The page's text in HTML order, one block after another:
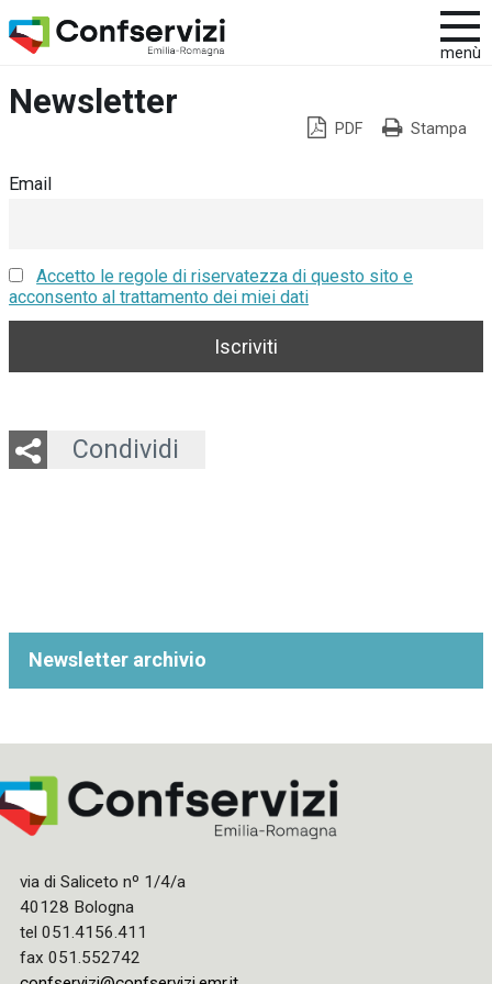
menù
Newsletter
PDF Stampa
Email
Accetto le regole di riservatezza di questo sito e
acconsento al trattamento dei miei dati
Condividi
Twitter
LinkedIn
Email
Whatsapp
Newsletter archivio
via di Saliceto nº 1/4/a
40128 Bologna
tel 051.4156.411
fax 051.552742